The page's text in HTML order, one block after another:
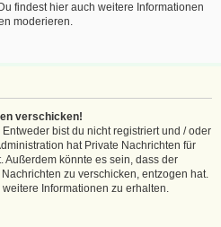
findest hier auch weitere Informationen
moderieren.
verschicken!
bist du nicht registriert und / oder
hat Private Nachrichten für
Außerdem könnte es sein, dass der
zu verschicken, entzogen hat.
Informationen zu erhalten.